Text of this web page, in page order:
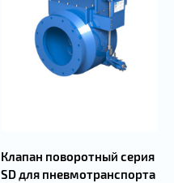
Клапан поворотный серия
SD для пневмотранспорта